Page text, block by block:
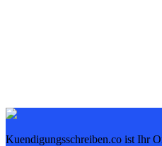
Kuendigungsschreiben.co ist Ihr